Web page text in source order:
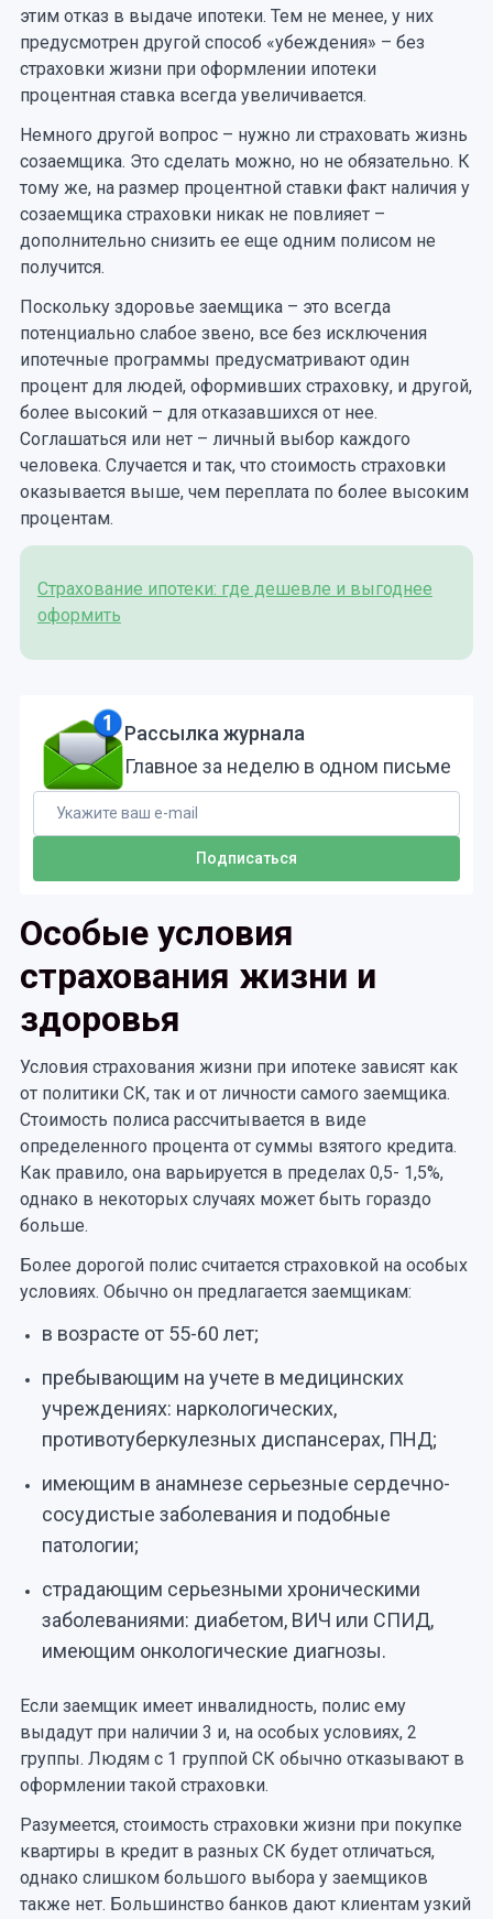
этим отказ в выдаче ипотеки. Тем не менее, у них
предусмотрен другой способ «убеждения» – без
страховки жизни при оформлении ипотеки
процентная ставка всегда увеличивается.
Немного другой вопрос – нужно ли страховать жизнь
созаемщика. Это сделать можно, но не обязательно. К
тому же, на размер процентной ставки факт наличия у
созаемщика страховки никак не повлияет –
дополнительно снизить ее еще одним полисом не
получится.
Поскольку здоровье заемщика – это всегда
потенциально слабое звено, все без исключения
ипотечные программы предусматривают один
процент для людей, оформивших страховку, и другой,
более высокий – для отказавшихся от нее.
Соглашаться или нет – личный выбор каждого
человека. Случается и так, что стоимость страховки
оказывается выше, чем переплата по более высоким
процентам.
Страхование ипотеки: где дешевле и выгоднее
оформить
Рассылка журнала
Главное за неделю в одном письме
Особые условия
страхования жизни и
здоровья
Условия страхования жизни при ипотеке зависят как
от политики СК, так и от личности самого заемщика.
Стоимость полиса рассчитывается в виде
определенного процента от суммы взятого кредита.
Как правило, она варьируется в пределах 0,5- 1,5%,
однако в некоторых случаях может быть гораздо
больше.
Более дорогой полис считается страховкой на особых
условиях. Обычно он предлагается заемщикам:
в возрасте от 55-60 лет;
пребывающим на учете в медицинских
учреждениях: наркологических,
противотуберкулезных диспансерах, ПНД;
имеющим в анамнезе серьезные сердечно-
сосудистые заболевания и подобные
патологии;
страдающим серьезными хроническими
заболеваниями: диабетом, ВИЧ или СПИД,
имеющим онкологические диагнозы.
Если заемщик имеет инвалидность, полис ему
выдадут при наличии 3 и, на особых условиях, 2
группы. Людям с 1 группой СК обычно отказывают в
оформлении такой страховки.
Разумеется, стоимость страховки жизни при покупке
квартиры в кредит в разных СК будет отличаться,
однако слишком большого выбора у заемщиков
также нет. Большинство банков дают клиентам узкий